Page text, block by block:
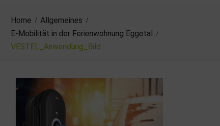
Home
Allgemeines
E-Mobilität in der Ferienwohnung Eggetal
VESTEL_Anwendung_Bild